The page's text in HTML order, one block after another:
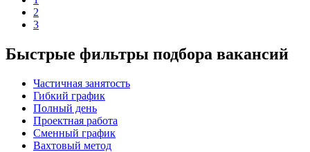
2
3
Быстрые фильтры подбора вакансий
Частичная занятость
Гибкий график
Полный день
Проектная работа
Сменный график
Вахтовый метод